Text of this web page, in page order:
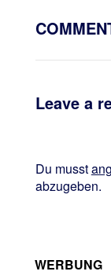
Leave a
Du musst
abzugeben.
WERBUNG